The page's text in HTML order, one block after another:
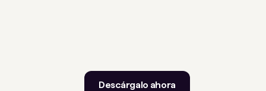
Descárgalo ahora